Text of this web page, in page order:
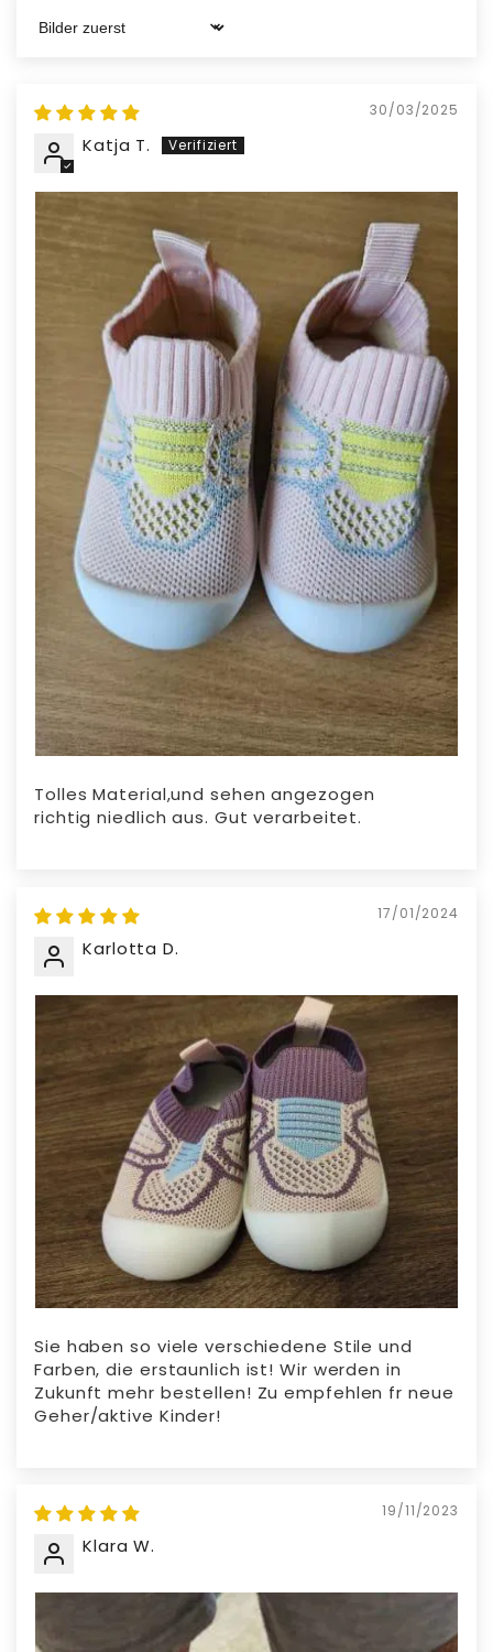
Sort by
30/03/2025
Katja T.
Tolles Material,und sehen angezogen
richtig niedlich aus. Gut verarbeitet.
17/01/2024
Karlotta D.
Sie haben so viele verschiedene Stile und
Farben, die erstaunlich ist! Wir werden in
Zukunft mehr bestellen! Zu empfehlen fr neue
Geher/aktive Kinder!
19/11/2023
Klara W.